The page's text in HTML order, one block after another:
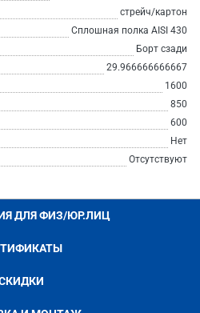
стрейч/картон
Сплошная полка AISI 430
Борт сзади
29.966666666667
1600
850
600
Нет
Отсутствуют
ДЛЯ ФИЗ/ЮР.ЛИЦ